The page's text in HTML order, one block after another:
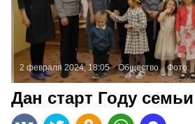
2 февраля 2024, 18:05 Общество Фото:
Дан старт Году семьи